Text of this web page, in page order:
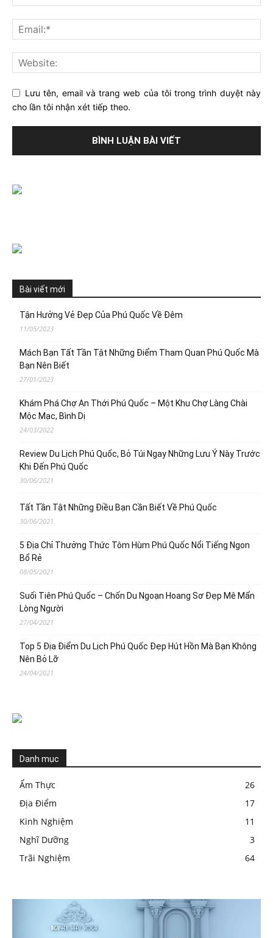
Lưu tên, email và trang web của tôi trong trình duyệt này
cho lần tôi nhận xét tiếp theo.
Bài viết mới
Tận Hưởng Vẻ Đẹp Của Phú Quốc Về Đêm
11/05/2023
Mách Bạn Tất Tần Tật Những Điểm Tham Quan Phú Quốc Mà
Bạn Nên Biết
27/01/2023
Khám Phá Chợ An Thới Phú Quốc – Một Khu Chợ Làng Chài
Mộc Mạc, Bình Dị
24/03/2022
Review Du Lịch Phú Quốc, Bỏ Túi Ngay Những Lưu Ý Này Trước
Khi Đến Phú Quốc
30/06/2021
Tất Tần Tật Những Điều Bạn Cần Biết Về Phú Quốc
30/06/2021
5 Địa Chỉ Thưởng Thức Tôm Hùm Phú Quốc Nổi Tiếng Ngon
Bổ Rẻ
08/05/2021
Suối Tiên Phú Quốc – Chốn Du Ngoạn Hoang Sơ Đẹp Mê Mẩn
Lòng Người
27/04/2021
Top 5 Địa Điểm Du Lịch Phú Quốc Đẹp Hút Hồn Mà Bạn Không
Nên Bỏ Lỡ
24/04/2021
Danh mục
Ẩm Thực
26
Địa Điểm
17
Kinh Nghiệm
11
Nghĩ Dưỡng
3
Trãi Nghiệm
64